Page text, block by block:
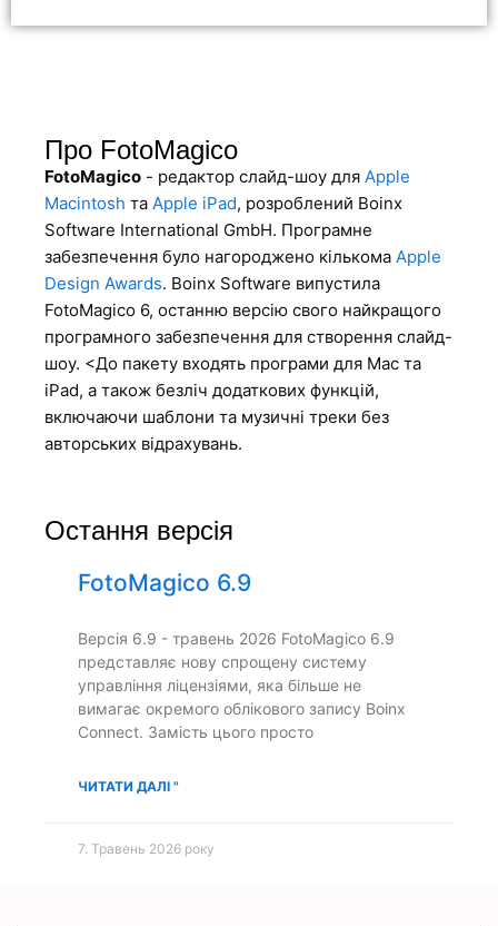
Про FotoMagico
FotoMagico - редактор слайд-шоу для Apple
Macintosh та Apple iPad, розроблений Boinx
Software International GmbH. Програмне
забезпечення було нагороджено кількома Apple
Design Awards. Boinx Software випустила
FotoMagico 6, останню версію свого найкращого
програмного забезпечення для створення слайд-
шоу. <До пакету входять програми для Mac та
iPad, а також безліч додаткових функцій,
включаючи шаблони та музичні треки без
авторських відрахувань.
Остання версія
FotoMagico 6.9
Версія 6.9 - травень 2026 FotoMagico 6.9
представляє нову спрощену систему
управління ліцензіями, яка більше не
вимагає окремого облікового запису Boinx
Connect. Замість цього просто
ЧИТАТИ ДАЛІ "
7. Травень 2026 року